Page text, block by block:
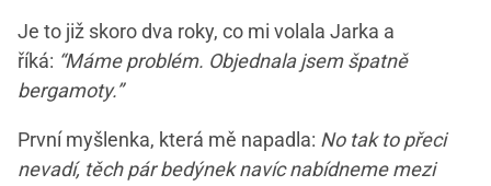
Je to již skoro dva roky, co mi volala Jarka a
říká: “Máme problém. Objednala jsem špatně
bergamoty.”
První myšlenka, která mě napadla: No tak to přeci
nevadí, těch pár bedýnek navíc nabídneme mezi